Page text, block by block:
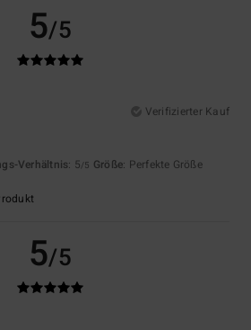
5/5
Verifizierter Kauf
Verhältnis: 5/5 Größe: Perfekte Größe
5/5